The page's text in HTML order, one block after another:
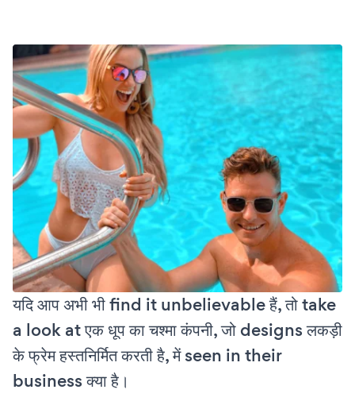
यदि आप अभी भी find it unbelievable हैं, तो take
a look at एक धूप का चश्मा कंपनी, जो designs लकड़ी
के फ्रेम हस्तनिर्मित करती है, में seen in their
business क्या है।